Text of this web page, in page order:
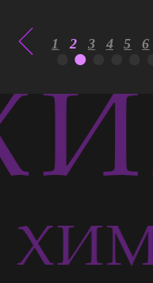
1 2 3 4 5 6